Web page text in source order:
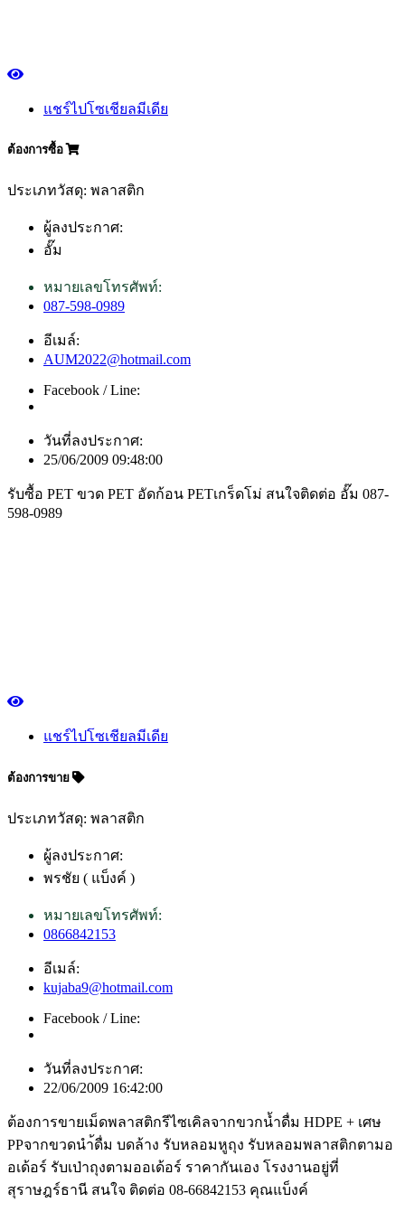
แชร์ไปโซเชียลมีเดีย
ต้องการซื้อ
ประเภทวัสดุ: พลาสติก
ผู้ลงประกาศ:
อั๊ม
หมายเลขโทรศัพท์:
087-598-0989
อีเมล์:
AUM2022@hotmail.com
Facebook / Line:
วันที่ลงประกาศ:
25/06/2009 09:48:00
รับซื้อ PET ขวด PET อัดก้อน PETเกร็ดโม่ สนใจติดต่อ อั๊ม 087-
598-0989
แชร์ไปโซเชียลมีเดีย
ต้องการขาย
ประเภทวัสดุ: พลาสติก
ผู้ลงประกาศ:
พรชัย ( แบ็งค์ )
หมายเลขโทรศัพท์:
0866842153
อีเมล์:
kujaba9@hotmail.com
Facebook / Line:
วันที่ลงประกาศ:
22/06/2009 16:42:00
ต้องการขายเม็ดพลาสติกรีไซเคิลจากขวกน้ำดื่ม HDPE + เศษ
PPจากขวดนำ้ดื่ม บดล้าง รับหลอมหูถุง รับหลอมพลาสติกตามอ
อเด้อร์ รับเป่าถุงตามออเด้อร์ ราคากันเอง โรงงานอยู่ที่
สุราษฎร์ธานี สนใจ ติดต่อ 08-66842153 คุณแบ็งค์